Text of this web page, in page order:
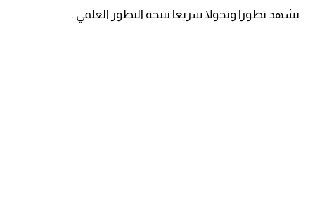
يشهد تطورا وتحولا سريعا نتيجة التطور العلمي .